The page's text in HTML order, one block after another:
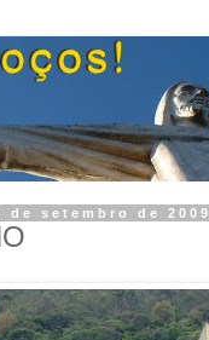
setembro de 2009